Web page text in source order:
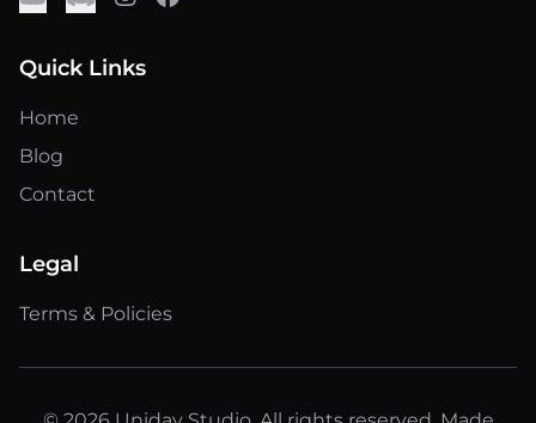
Quick Links
Home
Blog
Contact
Legal
Terms & Policies